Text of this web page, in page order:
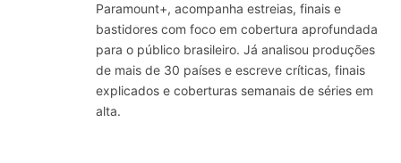
Paramount+, acompanha estreias, finais e
bastidores com foco em cobertura aprofundada
para o público brasileiro. Já analisou produções
de mais de 30 países e escreve críticas, finais
explicados e coberturas semanais de séries em
alta.